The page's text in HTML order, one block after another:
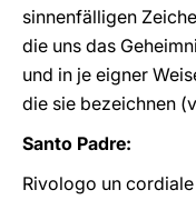
sinnenfälligen
die uns das
und in je eigner
die sie bezeichnen
Santo Padre:
Rivologo un